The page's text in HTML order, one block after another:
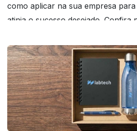
como aplicar na sua empresa
atinja o sucesso desejado. Confira